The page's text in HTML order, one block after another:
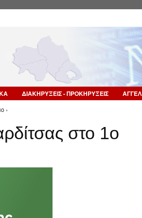
ΔΙΑΚΗΡΥΞΕΙΣ - ΠΡΟΚΗΡΥΞΕΙΣ
›
στο 1ο